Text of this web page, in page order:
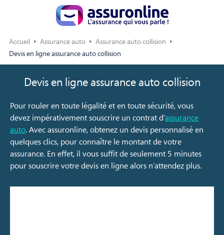
Accueil Assurance auto
Assurance auto collision
Devis en ligne assurance auto collision
Devis en ligne assurance auto collision
Pour rouler en toute légalité et en toute sécurité, vous
devez impérativement souscrire un contrat d’assurance
auto. Avec assuronline, obtenez un devis personnalisé en
quelques clics, pour connaître le montant de votre
assurance. En effet, il vous suffit de seulement 5 minutes
pour souscrire votre devis en ligne alors n’attendez plus.